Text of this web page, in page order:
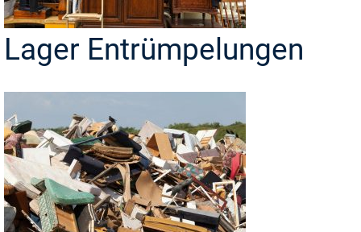
Lager Entrümpelungen